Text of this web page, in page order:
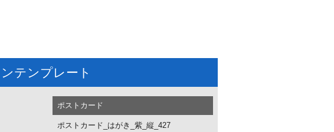
テンプレート
ポストカード
ポストカード_はがき_紫_縦_427